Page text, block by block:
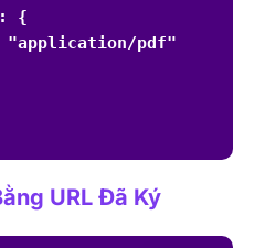
{
"application/pdf"
URL Đã Ký